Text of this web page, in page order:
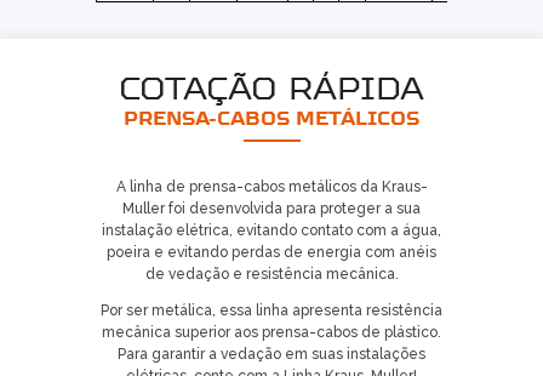
COTAÇÃO RÁPIDA
PRENSA-CABOS METÁLICOS
A linha de prensa-cabos metálicos da Kraus-
Muller foi desenvolvida para proteger a sua
instalação elétrica, evitando contato com a água,
poeira e evitando perdas de energia com anéis
de vedação e resistência mecânica.
Por ser metálica, essa linha apresenta resistência
mecânica superior aos prensa-cabos de plástico.
Para garantir a vedação em suas instalações